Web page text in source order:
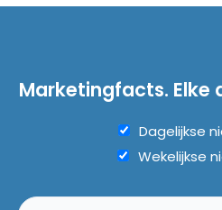
Marketingfacts. Elke
Dagelijkse
Wekelijkse